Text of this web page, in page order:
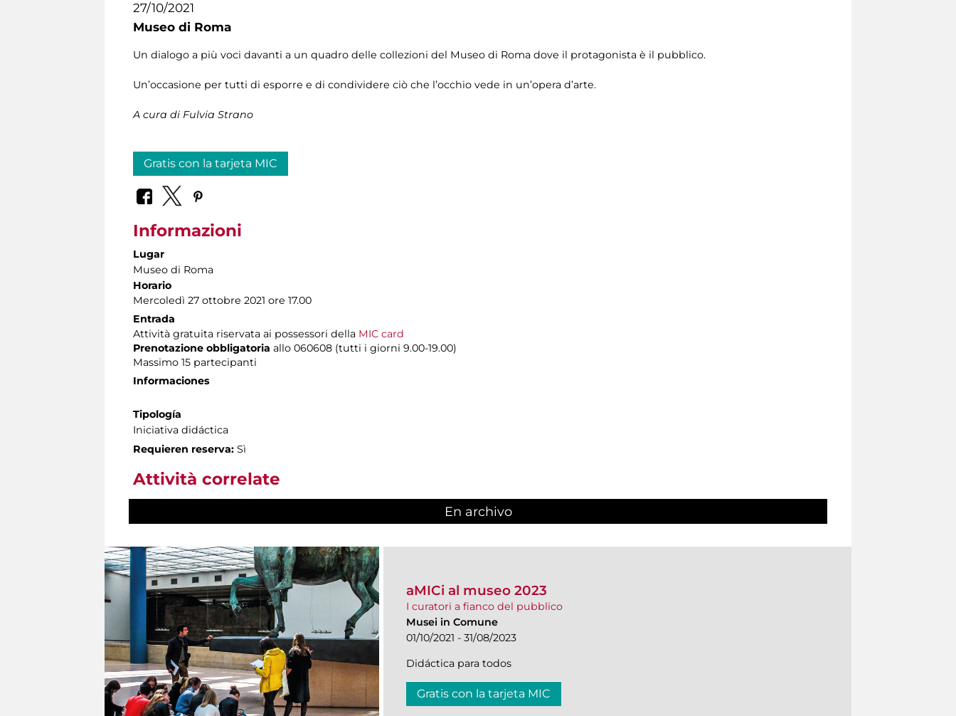
27/10/2021
Museo di Roma
Un dialogo a più voci davanti a un quadro delle collezioni del Museo di Roma dove il protagonista è il pubblico.
Un’occasione per tutti di esporre e di condividere ciò che l’occhio vede in un’opera d’arte.
A cura di Fulvia Strano
Gratis con la tarjeta MIC
Informazioni
Lugar
Museo di Roma
Horario
Mercoledì 27 ottobre 2021 ore 17.00
Entrada
Attività gratuita riservata ai possessori della MIC card
Prenotazione obbligatoria allo 060608 (tutti i giorni 9.00-19.00)
Massimo 15 partecipanti
Informaciones
Tipología
Iniciativa didáctica
Requieren reserva: Sì
Attività correlate
En archivo
aMICi al museo 2023
I curatori a fianco del pubblico
Musei in Comune
01/10/2021 - 31/08/2023
Didáctica para todos
Gratis con la tarjeta MIC